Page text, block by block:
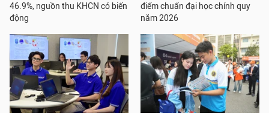
46.9%, nguồn thu KHCN có biến
động
điểm chuẩn đại học chính quy
năm 2026